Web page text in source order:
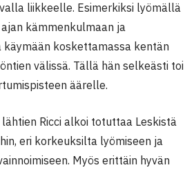
liikkeelle. Esimerkiksi lyömällä
kämmenkulmaan ja
koskettamassa kentän
välissä. Tällä hän selkeästi toi
äärelle.
Ricci alkoi totuttaa Leskistä
eri korkeuksilta lyömiseen ja
Myös erittäin hyvän